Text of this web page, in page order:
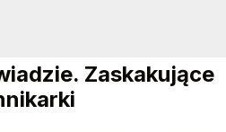
Zaskakujące